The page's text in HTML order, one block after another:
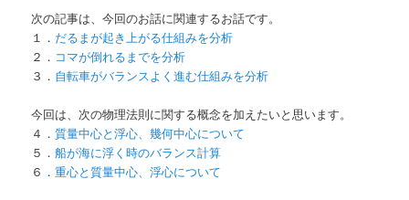
次の記事は、今回のお話に関連するお話です。
１． だるまが起き上がる仕組みを分析
２． コマが倒れるまでを分析
３． 自転車がバランスよく進む仕組みを分析
今回は、次の物理法則に関する概念を加えたいと思います。
４．質量中心と浮心、幾何中心について
５．船が海に浮く時のバランス計算
６．重心と質量中心、浮心について